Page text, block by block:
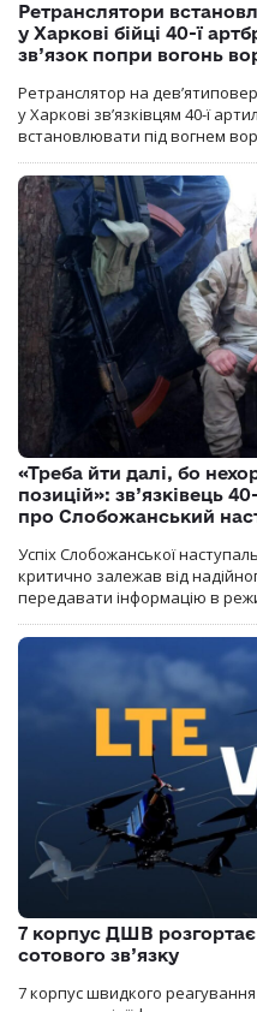
Ретранслятори
у Харкові бійці 40-ї
зв’язок попри вогонь
Ретранслятор на
у Харкові зв’язківцям 40-ї
встановлювати під вогнем
«Треба йти далі, бо
позицій»: зв’язківець
про Слобожанський
Успіх Слобожанської
критично залежав від
передавати інформацію в
7 корпус ДШВ
сотового зв’язку
7 корпус швидкого